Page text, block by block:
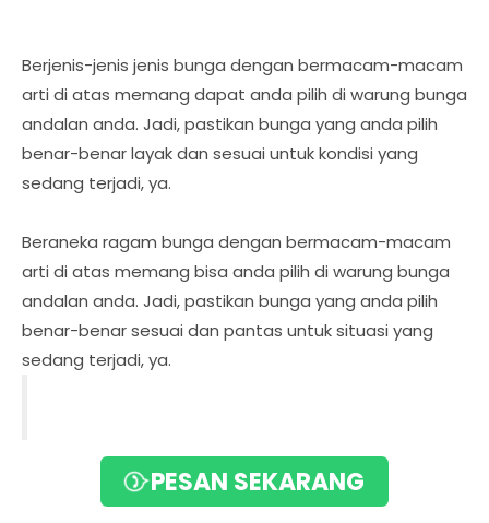
Berjenis-jenis jenis bunga dengan bermacam-macam
arti di atas memang dapat anda pilih di warung bunga
andalan anda. Jadi, pastikan bunga yang anda pilih
benar-benar layak dan sesuai untuk kondisi yang
sedang terjadi, ya.
Beraneka ragam bunga dengan bermacam-macam
arti di atas memang bisa anda pilih di warung bunga
andalan anda. Jadi, pastikan bunga yang anda pilih
benar-benar sesuai dan pantas untuk situasi yang
sedang terjadi, ya.
Beragam Fungsi Bunga
Papan, Dari Ungkapan
Sukacita Sampai Promosi
PESAN SEKARANG